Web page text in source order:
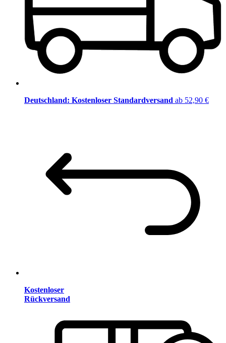
Deutschland: Kostenloser Standardversand ab 52,90 €
Kostenloser
Rückversand